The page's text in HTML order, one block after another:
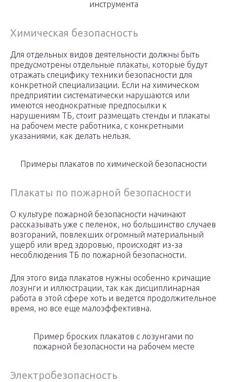
инструмента
Химическая безопасность
Для отдельных видов деятельности должны быть
предусмотрены отдельные плакаты, которые будут
отражать специфику техники безопасности для
конкретной специализации. Если на химическом
предприятии систематически нарушаются или
имеются неоднократные предпосылки к
нарушениям ТБ, стоит размещать стенды и плакаты
на рабочем месте работника, с конкретными
указаниями, как делать нельзя.
Примеры плакатов по химической безопасности
Плакаты по пожарной безопасности
О культуре пожарной безопасности начинают
рассказывать уже с пеленок, но большинство случаев
возгораний, повлекших огромный материальный
ущерб или вред здоровью, происходят из-за
несоблюдения ТБ по пожарной безопасности.
Для этого вида плакатов нужны особенно кричащие
лозунги и иллюстрации, так как дисциплинарная
работа в этой сфере хоть и ведется продолжительное
время, но все еще малоэффективна.
Пример броских плакатов с лозунгами по
пожарной безопасности на рабочем месте
Электробезопасность